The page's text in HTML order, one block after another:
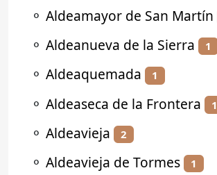
⚬ Aldeamayor de San Martín
⚬ Aldeanueva de la Sierra 1
⚬ Aldeaquemada 1
⚬ Aldeaseca de la Frontera 1
⚬ Aldeavieja 2
⚬ Aldeavieja de Tormes 1